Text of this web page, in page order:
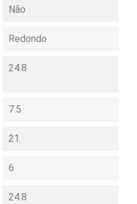
Não
Redondo
24.8
7.5
21
6
24.8